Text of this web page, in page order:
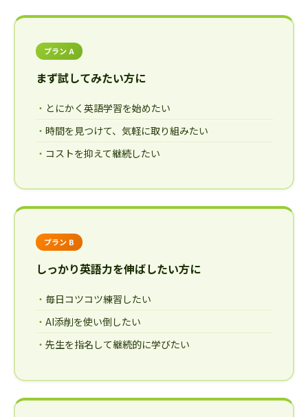
プラン A
まず試してみたい方に
とにかく英語学習を始めたい
時間を見つけて、気軽に取り組みたい
コストを抑えて継続したい
プラン B
しっかり英語力を伸ばしたい方に
毎日コツコツ練習したい
AI添削を使い倒したい
先生を指名して継続的に学びたい